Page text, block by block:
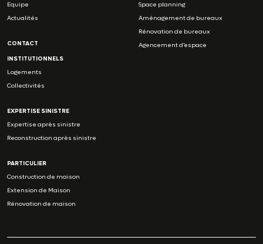
Equipe
Actualités
CONTACT
Space planning
Aménagement de bureaux
Rénovation de bureaux
Agencement d’espace
INSTITUTIONNELS
Logements
Collectivités
EXPERTISE SINISTRE
Expertise après sinistre
Reconstruction après sinistre
PARTICULIER
Construction de maison
Extension de Maison
Rénovation de maison